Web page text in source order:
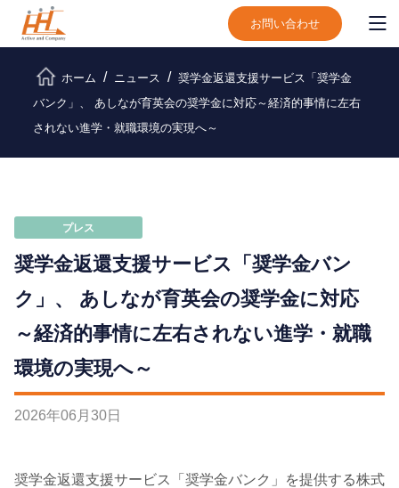
お問い合わせ
ホーム ニュース
奨学金返還支援サービス「奨学金
バンク」、 あしなが育英会の奨学金に対応～経済的事情に左右
されない進学・就職環境の実現へ～
プレス
奨学金返還支援サービス「奨学金バン
ク」、 あしなが育英会の奨学金に対応
～経済的事情に左右されない進学・就職
環境の実現へ～
2026年06 月 30日
奨学金返還支援サービス「奨学金バンク」を提供する株式